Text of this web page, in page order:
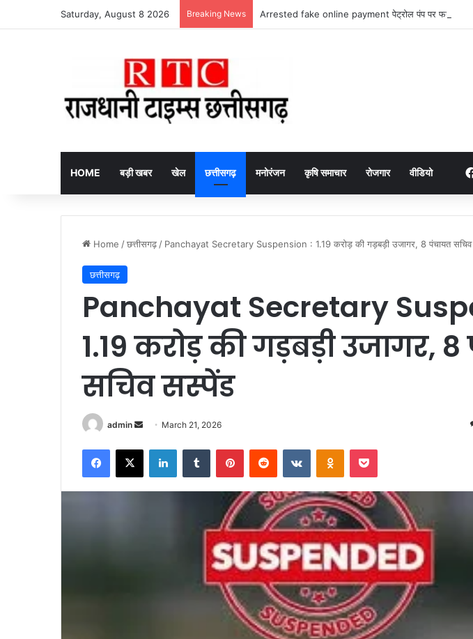
Saturday, August 8 2026 Breaking News Arrested fake online payment पेट्रोल पंप पर फर्जी
HOME बड़ी खबर खेल छत्तीसगढ़ मनोरंजन कृषि समाचार रोजगार वीडियो
Home /छत्तीसगढ़ / Panchayat Secretary Suspension : 1.19 करोड़ की गड़बड़ी उजागर, 8 पंचायत
छत्तीसगढ़
Panchayat Secretary
1.19 करोड़ की गड़बड़ी उजागर,
सचिव सस्पेंड
admin
Send
email
March 21, 2026
Facebook
X LinkedInTumblr PinterestReddit VKontakteOdnoklassniki
Pocket